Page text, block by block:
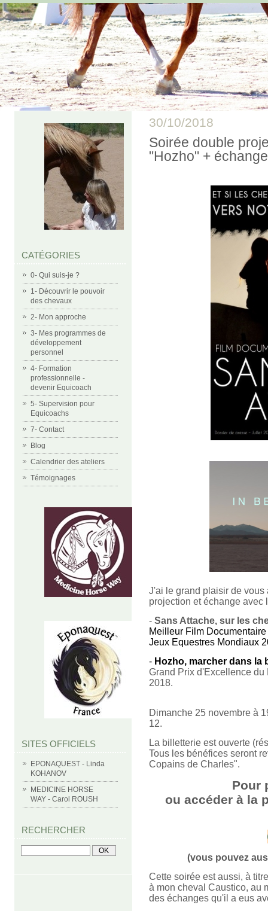
CATÉGORIES
0- Qui suis-je ?
1- Découvrir le pouvoir
des chevaux
2- Mon approche
3- Mes programmes de
développement
personnel
4- Formation
professionnelle -
devenir Equicoach
5- Supervision pour
Equicoachs
7- Contact
Blog
Calendrier des ateliers
Témoignages
SITES OFFICIELS
EPONAQUEST - Linda
KOHANOV
MEDICINE HORSE
WAY - Carol ROUSH
RECHERCHER
30/10/2018
Soirée double
"Hozho" +
J'ai le grand plaisir de
projection et échange avec
- Sans Attache, sur les
Meilleur Film
Jeux Equestres Mondiaux
- Hozho, marcher dans la
Grand Prix d'Excellence
2018.
Dimanche 25 novembre à
12.
La billetterie est ouverte
Tous les bénéfices seront
Copains de Charles".
Pour
ou accéder à la
(vous pouvez
Cette soirée est aussi, à
à mon cheval Caustico, au
des échanges qu'il a eus